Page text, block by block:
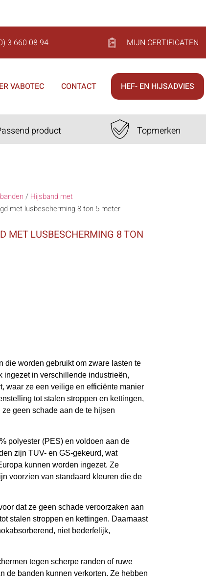
3 660 08 94 MIJN CERTIFICATEN
VABOTEC CONTACT HEF- EN HIJSADVIES
product Topmerken
/ Hijsband met
met lusbescherming 8 ton 5 meter
MET LUSBESCHERMING 8 TON
die worden gebruikt om zware lasten te
ingezet in verschillende industrieën,
waar ze een veilige en efficiënte manier
tot stalen stroppen en kettingen,
geen schade aan de te hijsen
polyester (PES) en voldoen aan de
zijn TUV- en GS-gekeurd, wat
kunnen worden ingezet. Ze
voorzien van standaard kleuren die de
dat ze geen schade veroorzaken aan
stalen stroppen en kettingen. Daarnaast
niet bederfelijk,
tegen scherpe randen of ruwe
de banden kunnen verkorten. Ze hebben